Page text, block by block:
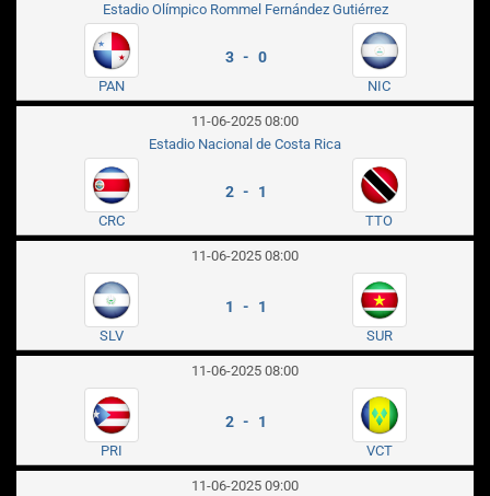
Estadio Olímpico Rommel Fernández Gutiérrez
PAN
3 - 0
NIC
11-06-2025 08:00
Estadio Nacional de Costa Rica
CRC
2 - 1
TTO
11-06-2025 08:00
SLV
1 - 1
SUR
11-06-2025 08:00
PRI
2 - 1
VCT
11-06-2025 09:00